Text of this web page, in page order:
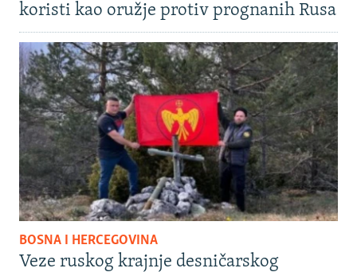
koristi kao oružje protiv prognanih Rusa
BOSNA I HERCEGOVINA
Veze ruskog krajnje desničarskog